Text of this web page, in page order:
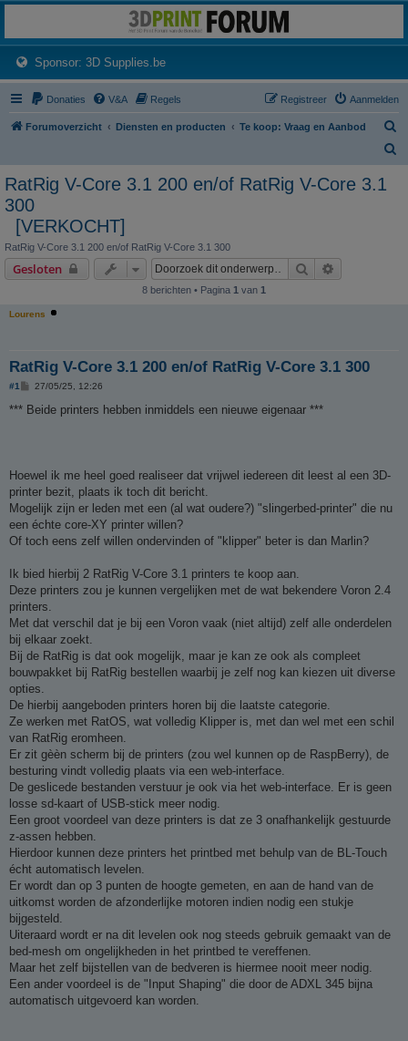
Het 3D print forum van de Benelux na de sluiting van 3dprintforum.nl
Sponsor: 3D Supplies.be(Opens a new tab)
Donaties V&A Regels Aanmelden
Registreer
Forumoverzicht Diensten en producten Te koop: Vraag en Aanbod
RatRig V-Core 3.1 200 en/of RatRig V-Core 3.1
300
[VERKOCHT]
RatRig V-Core 3.1 200 en/of RatRig V-Core 3.1 300
Gesloten Zoek
8 berichten • Pagina 1 van 1
Lourens
RatRig V-Core 3.1 200 en/of RatRig V-Core 3.1 300
#1
B
r
27/05/25, 12:26
*** Beide printers hebben inmiddels een nieuwe eigenaar ***
Hoewel ik me heel goed realiseer dat vrijwel iedereen dit leest al een 3D-
printer bezit, plaats ik toch dit bericht.
Mogelijk zijn er leden met een (al wat oudere?) "slingerbed-printer" die nu
een échte core-XY printer willen?
Of toch eens zelf willen ondervinden of "klipper" beter is dan Marlin?
Ik bied hierbij 2 RatRig V-Core 3.1 printers te koop aan.
Deze printers zou je kunnen vergelijken met de wat bekendere Voron 2.4
printers.
Met dat verschil dat je bij een Voron vaak (niet altijd) zelf alle onderdelen
bij elkaar zoekt.
Bij de RatRig is dat ook mogelijk, maar je kan ze ook als compleet
bouwpakket bij RatRig bestellen waarbij je zelf nog kan kiezen uit diverse
opties.
De hierbij aangeboden printers horen bij die laatste categorie.
Ze werken met RatOS, wat volledig Klipper is, met dan wel met een schil
van RatRig eromheen.
Er zit gèèn scherm bij de printers (zou wel kunnen op de RaspBerry), de
besturing vindt volledig plaats via een web-interface.
De geslicede bestanden verstuur je ook via het web-interface. Er is geen
losse sd-kaart of USB-stick meer nodig.
Een groot voordeel van deze printers is dat ze 3 onafhankelijk gestuurde
z-assen hebben.
Hierdoor kunnen deze printers het printbed met behulp van de BL-Touch
écht automatisch levelen.
Er wordt dan op 3 punten de hoogte gemeten, en aan de hand van de
uitkomst worden de afzonderlijke motoren indien nodig een stukje
bijgesteld.
Uiteraard wordt er na dit levelen ook nog steeds gebruik gemaakt van de
bed-mesh om ongelijkheden in het printbed te vereffenen.
Maar het zelf bijstellen van de bedveren is hiermee nooit meer nodig.
Een ander voordeel is de "Input Shaping" die door de ADXL 345 bijna
automatisch uitgevoerd kan worden.